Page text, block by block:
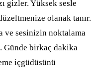
gizler. Yüksek sesle
olanak tanır.
ve sesinizin noktalama
Günde birkaç dakika
içgüdüsünü